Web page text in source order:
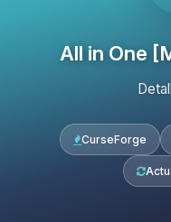
All in One
CurseForge